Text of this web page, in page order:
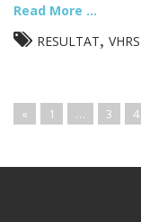
Read More ...
RESULTAT, VHRS
« 1 … 3 4